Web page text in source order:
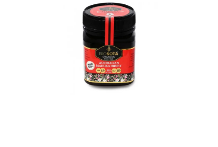
MEDOVÉ DARČEKOVÉ SETY
DOPLNKY KU VČELÍM PRODUKTOM
MEDOVÉ CUKROVINKY